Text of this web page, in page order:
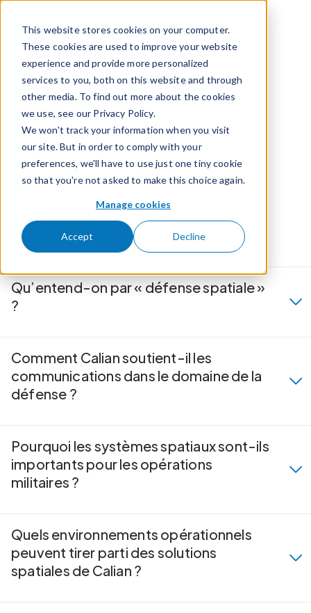
This website stores cookies on your computer.
These cookies are used to improve your website
experience and provide more personalized
services to you, both on this website and through
other media. To find out more about the cookies
we use, see our Privacy Policy.
We won't track your information when you visit
our site. But in order to comply with your
preferences, we'll have to use just one tiny cookie
so that you're not asked to make this choice again.
Manage cookies
Accept Decline
Chargement en cours…
FAQ
Qu’entend-on par « défense spatiale »
?
Comment Calian soutient-il les
communications dans le domaine de la
défense ?
Pourquoi les systèmes spatiaux sont-ils
importants pour les opérations
militaires ?
Quels environnements opérationnels
peuvent tirer parti des solutions
spatiales de Calian ?